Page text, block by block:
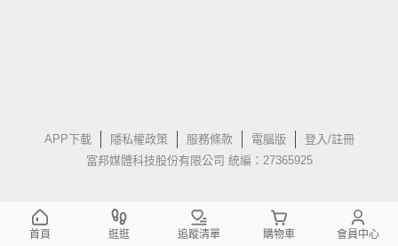
APP下載 隱私權政策 服務條款 電腦版
登入/註冊
富邦媒體科技股份有限公司 統編：27365925
首頁 逛逛 追蹤清單 購物車 會員中心